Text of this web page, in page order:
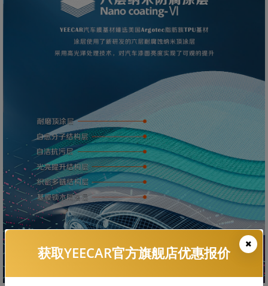
获取YEECAR官方旗舰店优惠报价